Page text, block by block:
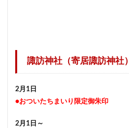
諏訪神社（寄居諏訪神社）
2月1日
●おついたちまいり限定御朱印
2月1日～